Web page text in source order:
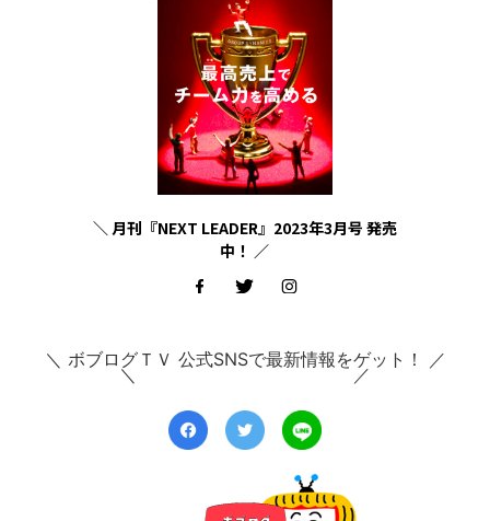
＼ 月刊『NEXT LEADER』2023年3月号 発売
中！ ／
＼ ボブログＴＶ 公式SNSで最新情報をゲット！ ／